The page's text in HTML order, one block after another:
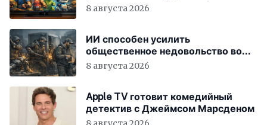
8 августа 2026
ИИ способен усилить
общественное недовольство во
всём мире
8 августа 2026
Apple TV готовит комедийный
детектив с Джеймсом Марсденом